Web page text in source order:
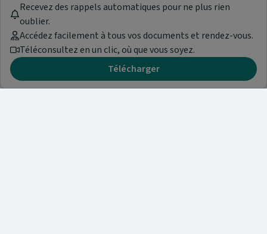
Recevez des rappels automatiques pour ne plus rien
oublier.
Accédez facilement à tous vos documents et rendez-vous.
Téléconsultez en un clic, où que vous soyez.
Télécharger